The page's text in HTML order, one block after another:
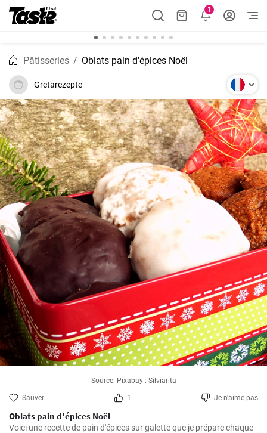
1
Pâtisseries Oblats pain d'épices Noël
Gretarezepte
Source: Pixabay : Silviarita
Sauver 1 Je n'aime pas
Oblats pain d'épices Noël
Voici une recette de pain d'épices sur galette que je prépare chaque